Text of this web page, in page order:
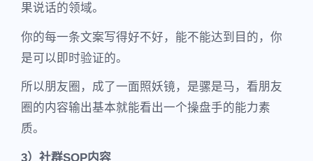
果说话的领域。
你的每一条文案写得好不好，能不能达到目的，你
是可以即时验证的。
所以朋友圈，成了一面照妖镜，是骡是马，看朋友
圈的内容输出基本就能看出一个操盘手的能力素
质。
3）社群SOP内容